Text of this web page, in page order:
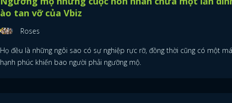
ào tan vỡ của Vbiz
Roses
Họ đều là những ngôi sao có sự nghiệp rực rỡ, đồng thời cũng có một
hạnh phúc khiến bao người phải ngưỡng mộ.